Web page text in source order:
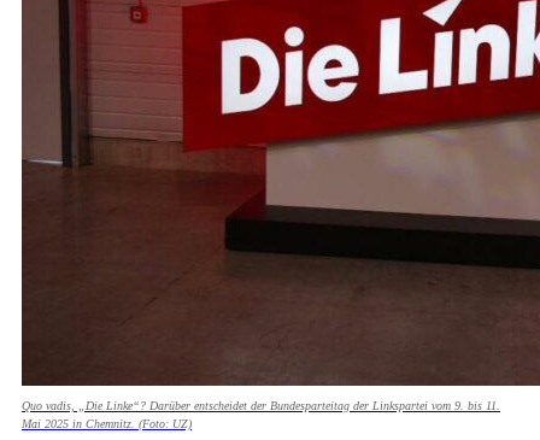
Quo vadis, „Die Linke“? Darüber entscheidet der Bundesparteitag der Linkspartei vom 9. bis 11.
Mai 2025 in Chemnitz. (Foto: UZ)